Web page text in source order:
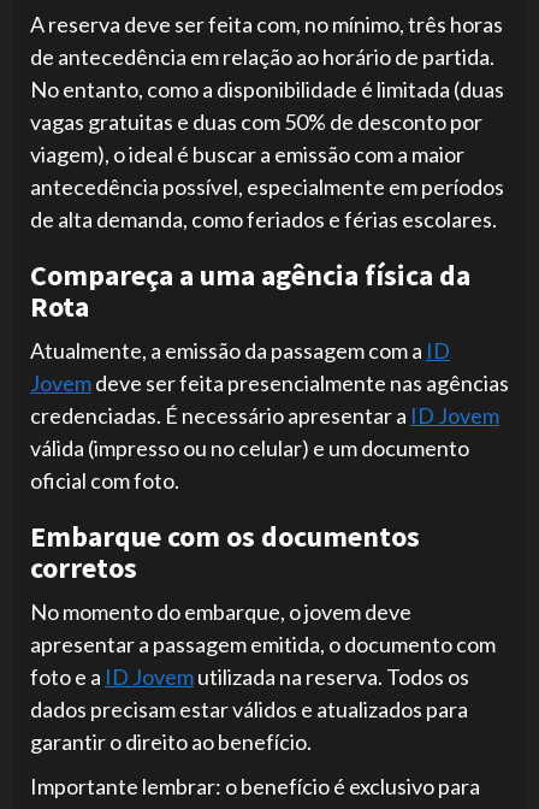
A reserva deve ser feita com, no mínimo, três horas
de antecedência em relação ao horário de partida.
No entanto, como a disponibilidade é limitada (duas
vagas gratuitas e duas com 50% de desconto por
viagem), o ideal é buscar a emissão com a maior
antecedência possível, especialmente em períodos
de alta demanda, como feriados e férias escolares.
Compareça a uma agência física da
Rota
Atualmente, a emissão da passagem com a ID
Jovemdeve ser feita presencialmente nas agências
credenciadas. É necessário apresentar a ID Jovem
válida (impresso ou no celular) e um documento
oficial com foto.
Embarque com os documentos
corretos
No momento do embarque, o jovem deve
apresentar a passagem emitida, o documento com
foto e a ID Jovemutilizada na reserva. Todos os
dados precisam estar válidos e atualizados para
garantir o direito ao benefício.
Importante lembrar: o benefício é exclusivo para